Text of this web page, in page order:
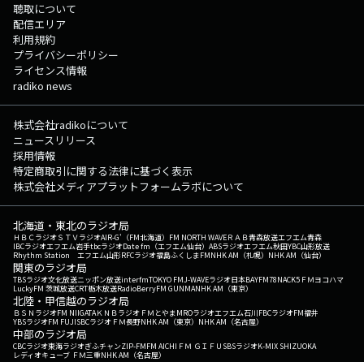
聴取について
配信エリア
利用規約
プライバシーポリシー
ライセンス情報
radiko news
株式会社radikoについて
ニュースリリース
採用情報
特定商取引に関する法律に基づく表示
株式会社メディアプラットフォームラボについて
北海道・東北のラジオ局
ＨＢＣラジオＳＴＶラジオAIR-G'（FM北海道） FM NORTH WAVEＲＡＢ青森放送エフエム青森
IBCラジオエフエム岩手tbcラジオDate fm（エフエム仙台） ABSラジオエフエム秋田YBC山形放送
Rhythm Station エフエム山形RFCラジオ福島ふくしまFMNHK AM（札幌） NHK AM（仙台）
関東のラジオ局
TBSラジオ文化放送ニッポン放送interfmTOKYO FMJ-WAVEラジオ日本BAYFM78NACK5 ＦＭヨコハマ
LuckyFM 茨城放送CRT栃木放送RadioBerryFM GUNMANHK AM（東京）
北陸・甲信越のラジオ局
ＢＳＮラジオFM NIIGATAＫＮＢラジオ ＦＭとやまMROラジオエフエム石川FBCラジオFM福井
YBSラジオFM FUJISBCラジオ ＦＭ長野NHK AM（東京） NHK AM（名古屋）
中部のラジオ局
CBCラジオ東海ラジオぎふチャンZIP-FMFM AICHI ＦＭ ＧＩＦＵ SBSラジオK-MIX SHIZUOKA
レディオキューブ ＦＭ三重NHK AM（名古屋）